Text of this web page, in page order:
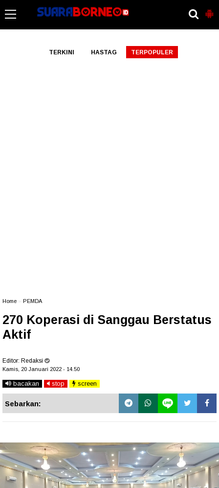
TERKINI HASTAG TERPOPULER
Home PEMDA
270 Koperasi di Sanggau Berstatus
Aktif
Editor: Redaksi
Kamis, 20 Januari 2022 - 14.50
bacakan stop screen
Sebarkan: